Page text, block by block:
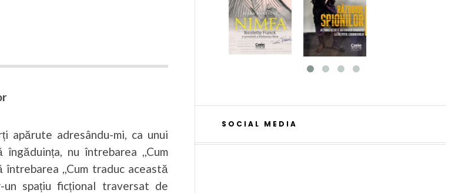
apărute adresându-mi, ca unui
nu întrebarea ,,Cum
întrebarea ,,Cum traduc această
un spațiu ficțional traversat de
SOCIAL MEDIA